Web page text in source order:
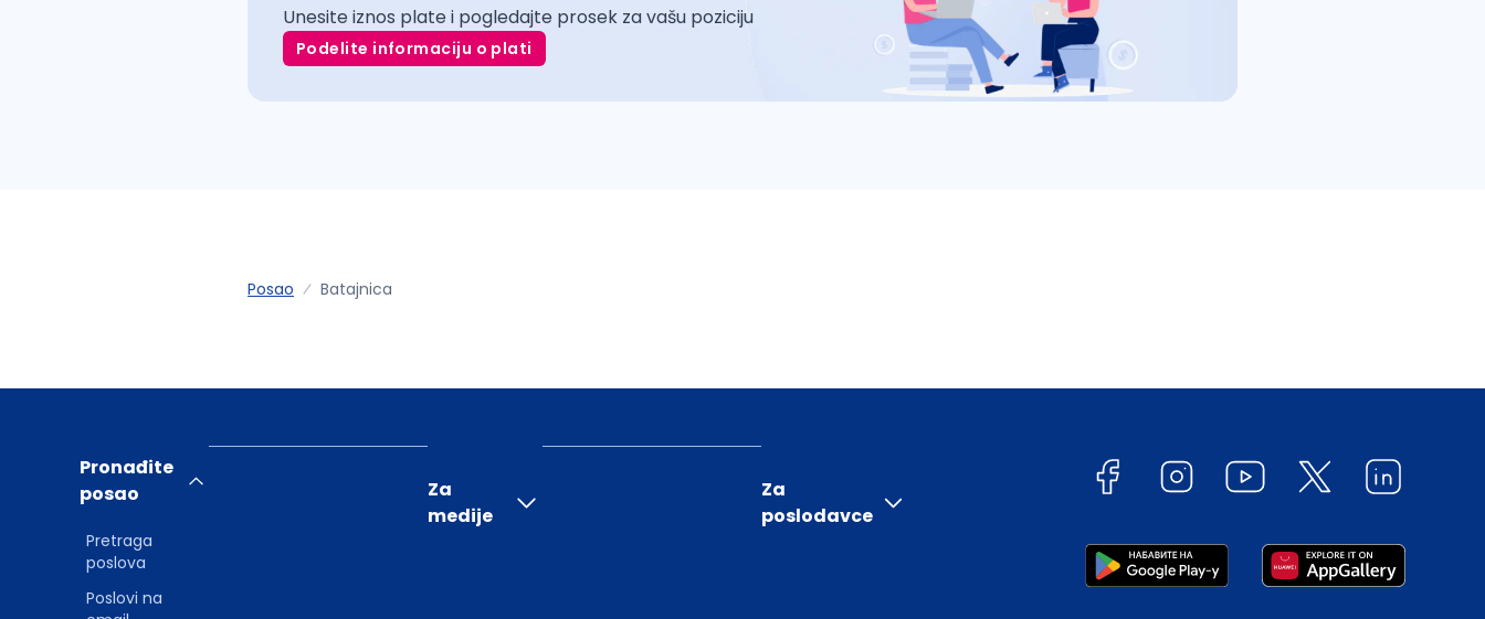
Unesite iznos plate i pogledajte prosek za vašu poziciju
Podelite informaciju o plati
Posao Batajnica
Pronađite
posao
Pretraga
poslova
Poslovi na
Za
medije
Za
poslodavce